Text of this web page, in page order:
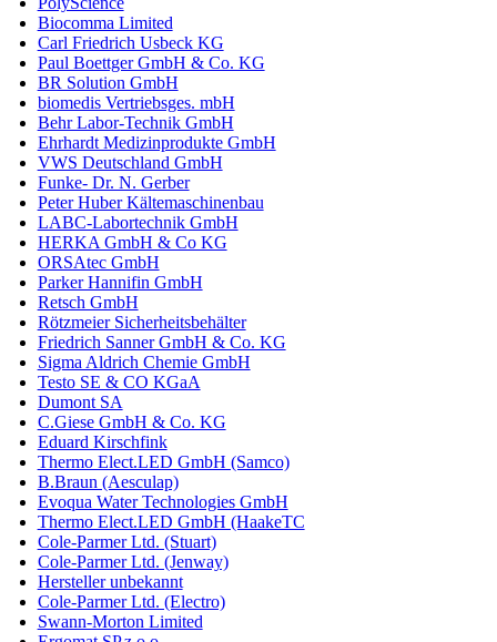
Biocomma Limited
Carl Friedrich Usbeck KG
Paul Boettger GmbH & Co. KG
BR Solution GmbH
biomedis Vertriebsges. mbH
Behr Labor-Technik GmbH
Ehrhardt Medizinprodukte GmbH
VWS Deutschland GmbH
Funke- Dr. N. Gerber
Peter Huber Kältemaschinenbau
LABC-Labortechnik GmbH
HERKA GmbH & Co KG
ORSAtec GmbH
Parker Hannifin GmbH
Retsch GmbH
Rötzmeier Sicherheitsbehälter
Friedrich Sanner GmbH & Co. KG
Sigma Aldrich Chemie GmbH
Testo SE & CO KGaA
Dumont SA
C.Giese GmbH & Co. KG
Eduard Kirschfink
Thermo Elect.LED GmbH (Samco)
B.Braun (Aesculap)
Evoqua Water Technologies GmbH
Thermo Elect.LED GmbH (HaakeTC
Cole-Parmer Ltd. (Stuart)
Cole-Parmer Ltd. (Jenway)
Hersteller unbekannt
Cole-Parmer Ltd. (Electro)
Swann-Morton Limited